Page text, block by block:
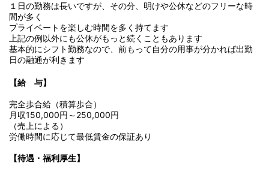
１日の勤務は長いですが、その分、明けや公休などのフリーな時
間が多く
プライベートを楽しむ時間を多く持てます
上記の例以外にも公休がもっと続くこともあります
基本的にシフト勤務なので、前もって自分の用事が分かれば出勤
日の融通が利きます
【給 与】
完全歩合給（積算歩合）
月収150,000円～250,000円
（売上による）
労働時間に応じて最低賃金の保証あり
【待遇・福利厚生】